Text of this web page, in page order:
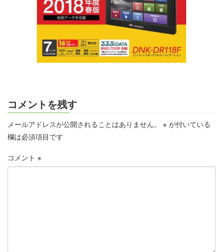
コメントを残す
メールアドレスが公開されることはありません。 ※ が付いている
欄は必須項目です
コメント ※